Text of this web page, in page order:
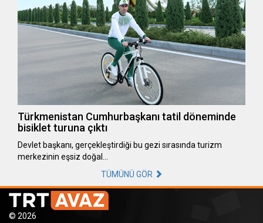
Türkmenistan Cumhurbaşkanı tatil döneminde
bisiklet turuna çıktı
Devlet başkanı, gerçekleştirdiği bu gezi sırasında turizm
merkezinin eşsiz doğal…
TÜMÜNÜ GÖR
© 2026